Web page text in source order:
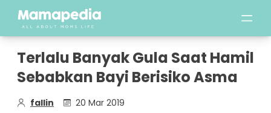
Terlalu Banyak Gula Saat Hamil
Sebabkan Bayi Berisiko Asma
fallin 20 Mar 2019